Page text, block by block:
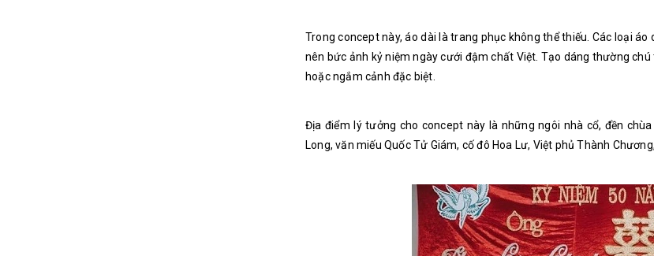
Trong concept này, áo dài là trang phục không thể thiếu. Các loại
nên bức ảnh kỷ niệm ngày cưới đậm chất Việt. Tạo dáng thường
hoặc ngắm cảnh đặc biệt.
Địa điểm lý tưởng cho concept này là những ngôi nhà cổ, đền
Long, văn miếu Quốc Tử Giám, cố đô Hoa Lư, Việt phủ Thành